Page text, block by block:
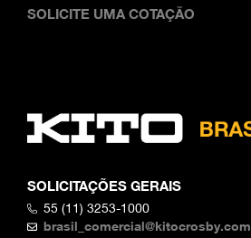
SOLICITAÇÕES GERAIS
55 (11) 3253-1000
brasil_comercial@kitocrosby.com
SOLICITE UMA COTAÇÃO